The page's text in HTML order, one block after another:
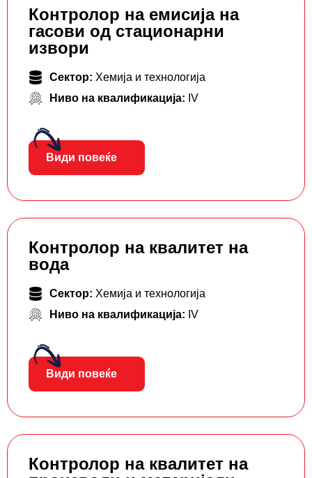
Контролор на емисија на
гасови од стационарни
извори
Сектор: Хемија и технологија
Ниво на квалификација: IV
Види повеќе
Контролор на квалитет на
вода
Сектор: Хемија и технологија
Ниво на квалификација: IV
Види повеќе
Контролор на квалитет на